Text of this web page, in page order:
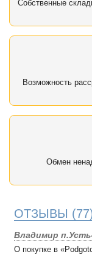
Собственные
Возможность
Обмен
ОТЗЫВЫ
Владимир
О покупке в